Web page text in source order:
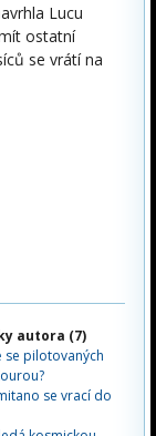
Lucu
ostatní
se vrátí na
autora (7)
se pilotovaných
se vrací do